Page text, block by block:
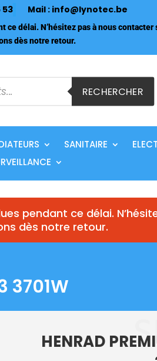
53 Mail : info@lynotec.be
délai. N’hésitez pas à nous
dès notre retour.
RECHERCHER
SANITAIRE
pendant ce délai.
dès notre retour.
3701W
HENRAD